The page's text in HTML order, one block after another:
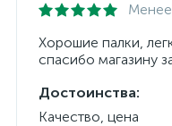
Менее
Хорошие палки,
спасибо магазину
Достоинства:
Качество, цена